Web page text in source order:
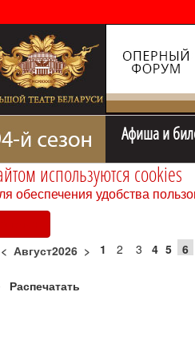
Афиша и
используются cookies
обеспечения удобства
< Август2026 > 1 2 3 4 5 6
Распечатать